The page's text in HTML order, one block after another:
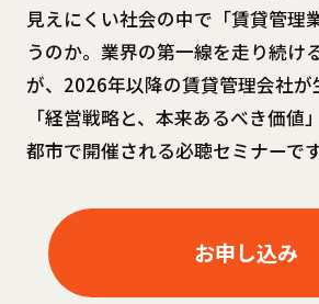
見えにくい社会の中で「賃貸管理
うのか。業界の第一線を走り続け
が、2026年以降の賃貸管理会社が
「経営戦略と、本来あるべき価値
都市で開催される必聴セミナーです
お申し込み